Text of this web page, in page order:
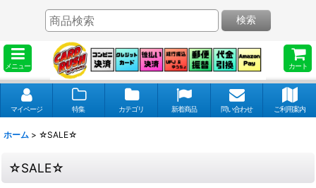
メニュー カート
検索
マイページ 特集 カテゴリ 新着商品 問い合わせ ご利用案内
ホーム > ☆SALE☆
☆SALE☆